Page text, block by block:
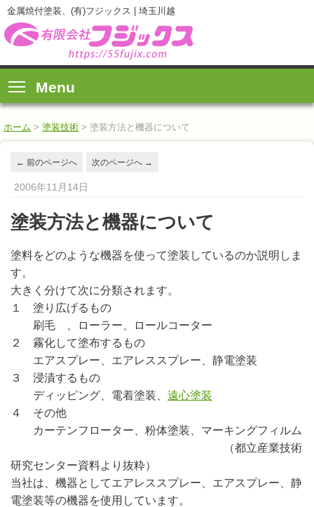
金属焼付塗装、(有)フジックス | 埼玉川越
Menu
ホーム > 塗装技術 > 塗装方法と機器について
← 前のページへ 次のページへ →
2006年11月14日
塗装方法と機器について
塗料をどのような機器を使って塗装しているのか説明しま
す。
大きく分けて次に分類されます。
１ 塗り広げるもの
刷毛 、ローラー、ロールコーター
２ 霧化して塗布するもの
エアスプレー、エアレススプレー、静電塗装
３ 浸漬するもの
ディッピング、電着塗装、 遠心塗装
４ その他
カーテンフローター、粉体塗装、マーキングフィルム
（都立産業技術
研究センター資料より抜粋）
当社は、機器としてエアレススプレー、エアスプレー、静
電塗装等の機器を使用しています。